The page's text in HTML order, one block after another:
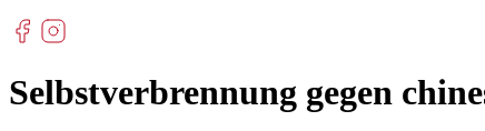
Selbstverbrennung gegen